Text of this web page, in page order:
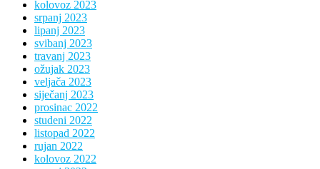
kolovoz 2023
srpanj 2023
lipanj 2023
svibanj 2023
travanj 2023
ožujak 2023
veljača 2023
siječanj 2023
prosinac 2022
studeni 2022
listopad 2022
rujan 2022
kolovoz 2022